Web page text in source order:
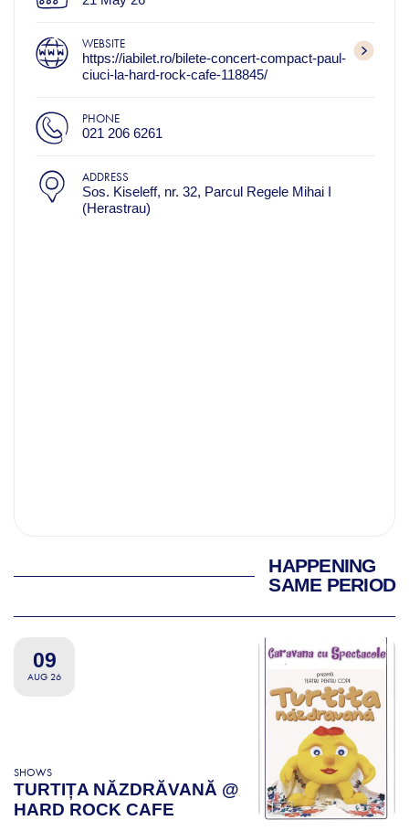
WEBSITE
https://iabilet.ro/bilete-concert-compact-paul-
ciuci-la-hard-rock-cafe-118845/
PHONE
021 206 6261
ADDRESS
Sos. Kiseleff, nr. 32, Parcul Regele Mihai I
(Herastrau)
HAPPENING
SAME PERIOD
09
AUG 26
SHOWS
TURTIȚA NĂZDRĂVANĂ @
HARD ROCK CAFE